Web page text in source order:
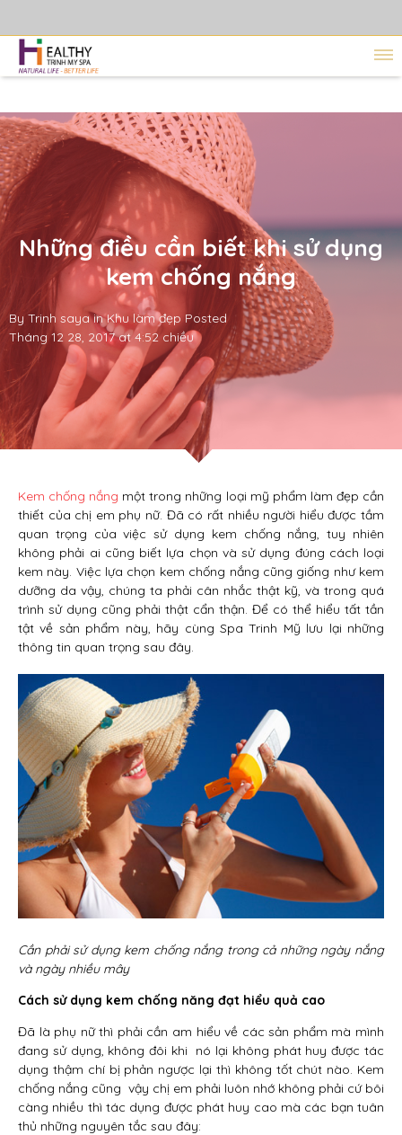
Những điều cần biết khi sử dụng
kem chống nắng
By Trinh saya in Khu làm đẹp Posted
Tháng 12 28, 2017 at 4:52 chiều
Kem chống nắng một trong những loại mỹ phẩm làm đẹp cần
thiết của chị em phụ nữ. Đã có rất nhiều người hiểu được tầm
quan trọng của việc sử dụng kem chống nắng, tuy nhiên
không phải ai cũng biết lựa chọn và sử dụng đúng cách loại
kem này. Việc lựa chọn kem chống nắng cũng giống như kem
dưỡng da vậy, chúng ta phải cân nhắc thật kỹ, và trong quá
trình sử dụng cũng phải thật cẩn thận. Để có thể hiểu tất tần
tật về sản phẩm này, hãy cùng Spa Trinh Mỹ lưu lại những
thông tin quan trọng sau đây.
Cần phải sử dụng kem chống nắng trong cả những ngày nắng
và ngày nhiều mây
Cách sử dụng kem chống năng đạt hiểu quả cao
Đã là phụ nữ thì phải cần am hiểu về các sản phẩm mà mình
đang sử dụng, không đôi khi nó lại không phát huy được tác
dụng thậm chí bị phản ngược lại thì không tốt chút nào. Kem
chống nắng cũng vậy chị em phải luôn nhớ không phải cứ bôi
càng nhiều thì tác dụng được phát huy cao mà các bạn tuân
thủ những nguyên tắc sau đây: